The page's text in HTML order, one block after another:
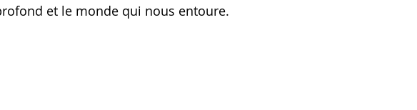
et le monde qui nous entoure.